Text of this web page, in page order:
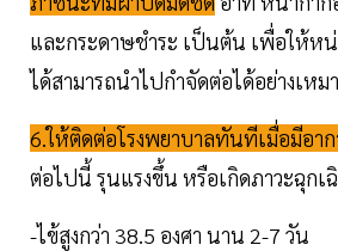
และกระดาษชำระ เป็นต้น เพื่อให้หน่
ได้สามารถนำไปกำจัดต่อได้อย่างเหม
6.ให้ติดต่อโรงพยาบาลทันทีเมื่อมีอาก
ต่อไปนี้ รุนแรงขึ้น หรือเกิดภาวะฉุกเ
-ไข้สูงกว่า 38.5 องศา นาน 2-7 วัน